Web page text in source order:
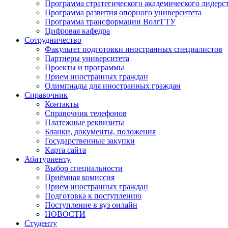
Программа стратегического академического
Программа развития опорного университета
Программа трансформации ВолгГТУ
Цифровая кафедра
Сотрудничество
Факультет подготовки иностранных специалистов
Партнеры университета
Проекты и программы
Прием иностранных граждан
Олимпиады для иностранных граждан
Справочник
Контакты
Справочник телефонов
Платежные реквизиты
Бланки, документы, положения
Государственные закупки
Карта сайта
Абитуриенту
Выбор специальности
Приёмная комиссия
Прием иностранных граждан
Подготовка к поступлению
Поступление в вуз онлайн
НОВОСТИ
Студенту